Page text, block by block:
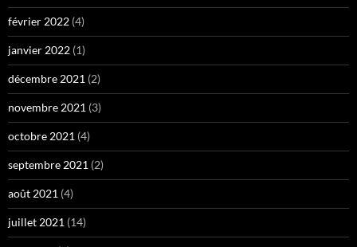
février 2022 (4)
janvier 2022 (1)
décembre 2021 (2)
novembre 2021 (3)
octobre 2021 (4)
septembre 2021 (2)
août 2021 (4)
juillet 2021 (14)